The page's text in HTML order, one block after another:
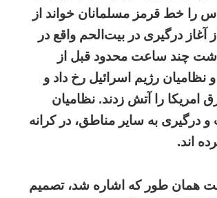
را خط قرمز مسلمانان خواند از
درگیری در بیت‌الحم واقع در
چند ساعت محدود قبل از
رژیم اسرائیل رخ داد و
امریکا را آتش زدند. نظامیان
درگیری به سایر مناطق، در کرانه
اند.
همان طور که اشاره شد، تصمیم